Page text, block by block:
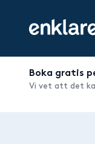
Boka gratis
Vi vet att det